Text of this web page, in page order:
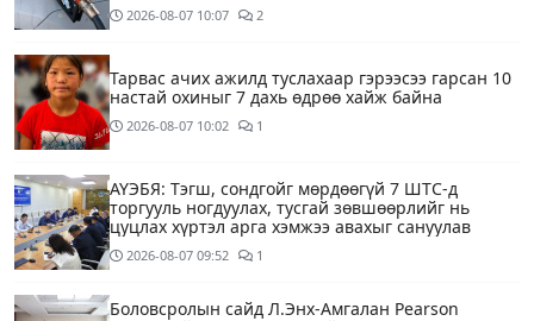
2026-08-07 10:07 2
Тарвас ачих ажилд туслахаар гэрээсээ гарсан 10
настай охиныг 7 дахь өдрөө хайж байна
2026-08-07 10:02 1
АҮЭБЯ: Тэгш, сондгойг мөрдөөгүй 7 ШТС-д
торгууль ногдуулах, тусгай зөвшөөрлийг нь
цуцлах хүртэл арга хэмжээ авахыг сануулав
2026-08-07 09:52 1
Боловсролын сайд Л.Энх-Амгалан Pearson